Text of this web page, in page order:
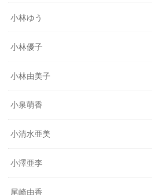
小林ゆう
小林優子
小林由美子
小泉萌香
小清水亜美
小澤亜李
尾崎由香